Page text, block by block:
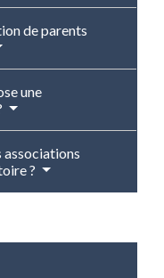
de parents
une
associations
?